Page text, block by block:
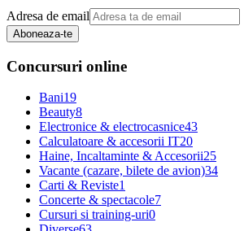
Adresa de email
Aboneaza-te
Concursuri online
Bani19
Beauty8
Electronice & electrocasnice43
Calculatoare & accesorii IT20
Haine, Incaltaminte & Accesorii25
Vacante (cazare, bilete de avion)34
Carti & Reviste1
Concerte & spectacole7
Cursuri si training-uri0